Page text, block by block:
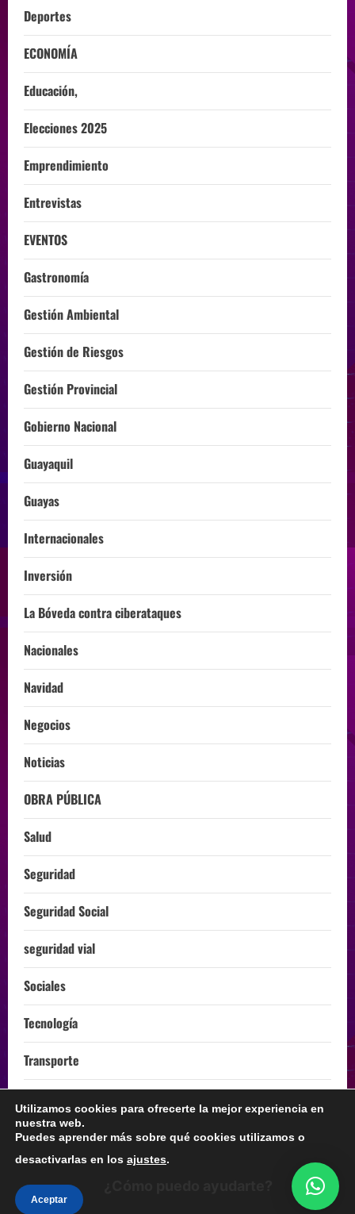
Deportes
ECONOMÍA
Educación,
Elecciones 2025
Emprendimiento
Entrevistas
EVENTOS
Gastronomía
Gestión Ambiental
Gestión de Riesgos
Gestión Provincial
Gobierno Nacional
Guayaquil
Guayas
Internacionales
Inversión
La Bóveda contra ciberataques
Nacionales
Navidad
Negocios
Noticias
OBRA PÚBLICA
Salud
Seguridad
Seguridad Social
seguridad vial
Sociales
Tecnología
Transporte
ÚLTIMA HORA
Instagram Youtube
Utilizamos cookies para ofrecerte la mejor experiencia en
nuestra web.
Puedes aprender más sobre qué cookies utilizamos o
desactivarlas en los ajustes.
Aceptar